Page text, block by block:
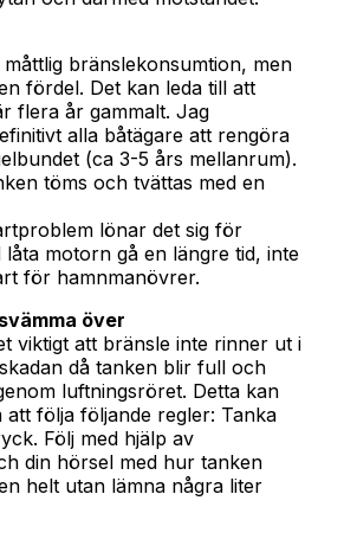
bränslekonsumtion, men
fördel. Det kan leda till att
flera år gammalt. Jag
alla båtägare att rengöra
(ca 3-5 års mellanrum).
töms och tvättas med en
lönar det sig för
låta motorn gå en längre tid, inte
för hamnmanövrer.
över
viktigt att bränsle inte rinner ut i
då tanken blir full och
luftningsröret. Detta kan
att följa följande regler: Tanka
Följ med hjälp av
din hörsel med hur tanken
helt utan lämna några liter